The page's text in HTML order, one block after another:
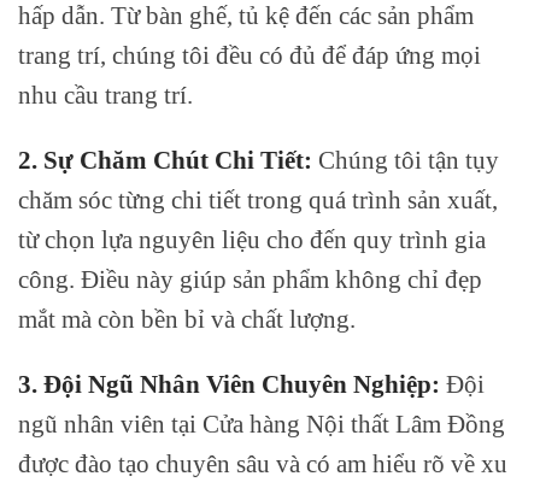
hấp dẫn. Từ bàn ghế, tủ kệ đến các sản phẩm
trang trí, chúng tôi đều có đủ để đáp ứng mọi
nhu cầu trang trí.
2. Sự Chăm Chút Chi Tiết: Chúng tôi tận tụy
chăm sóc từng chi tiết trong quá trình sản xuất,
từ chọn lựa nguyên liệu cho đến quy trình gia
công. Điều này giúp sản phẩm không chỉ đẹp
mắt mà còn bền bỉ và chất lượng.
3. Đội Ngũ Nhân Viên Chuyên Nghiệp: Đội
ngũ nhân viên tại Cửa hàng Nội thất Lâm Đồng
được đào tạo chuyên sâu và có am hiểu rõ về xu